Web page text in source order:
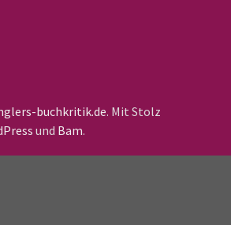
buchkritik.de. Mit Stolz
und Bam.